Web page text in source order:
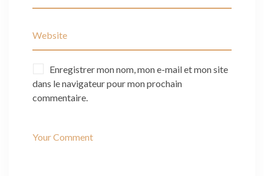
Enregistrer mon nom, mon e-mail et mon site
dans le navigateur pour mon prochain
commentaire.